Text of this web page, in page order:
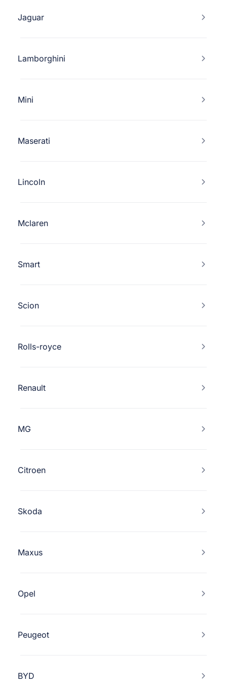
Jaguar
Lamborghini
Mini
Maserati
Lincoln
Mclaren
Smart
Scion
Rolls-royce
Renault
MG
Citroen
Skoda
Maxus
Opel
Peugeot
BYD